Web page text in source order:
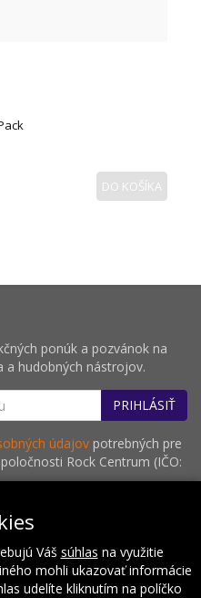
DO KOŠÍKA
ponúk a pozvánok na
a hudobných nástrojov.
PRIHLÁSIŤ
údajov potrebných pre
Rock Centrum (IČO:
Inštalácie
Referencie
Kontakt
Váš súhlas na využitie
mohli ukazovať informácie
udelíte kliknutím na políčko